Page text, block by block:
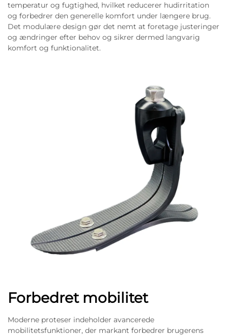
temperatur og fugtighed, hvilket reducerer hudirritation
og forbedrer den generelle komfort under længere brug.
Det modulære design gør det nemt at foretage justeringer
og ændringer efter behov og sikrer dermed langvarig
komfort og funktionalitet.
Forbedret mobilitet
Moderne proteser indeholder avancerede
mobilitetsfunktioner, der markant forbedrer brugerens